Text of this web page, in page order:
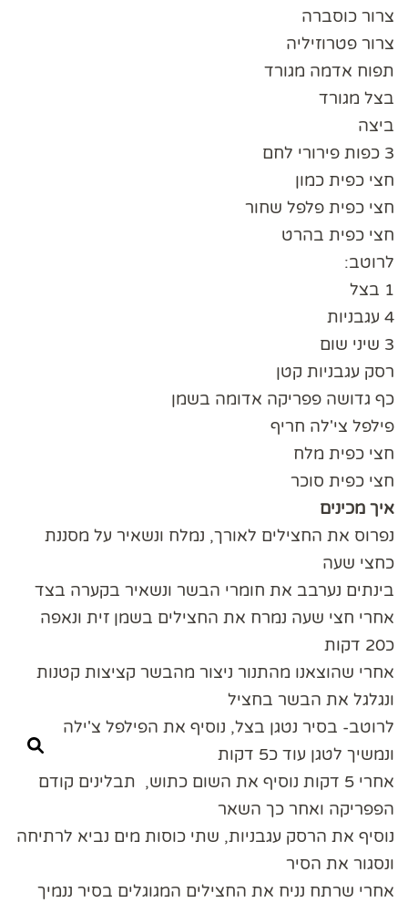
צרור כוסברה
צרור פטרוזיליה
תפוח אדמה מגורד
בצל מגורד
ביצה
3 כפות פירורי לחם
חצי כפית כמון
חצי כפית פלפל שחור
חצי כפית בהרט
לרוטב:
1 בצל
4 עגבניות
3 שיני שום
רסק עגבניות קטן
כף גדושה פפריקה אדומה בשמן
פילפל צי'לה חריף
חצי כפית מלח
חצי כפית סוכר
איך מכינים
נפרוס את החצילים לאורך, נמלח ונשאיר על מסננת
כחצי שעה
בינתים נערבב את חומרי הבשר ונשאיר בקערה בצד
אחרי חצי שעה נמרח את החצילים בשמן זית ונאפה
כ20 דקות
אחרי שהוצאנו מהתנור ניצור מהבשר קציצות קטנות
ונגלגל את הבשר בחציל
לרוטב- בסיר נטגן בצל, נוסיף את הפילפל צ'ילה
ונמשיך לטגן עוד כ5 דקות
אחרי 5 דקות נוסיף את השום כתוש, תבלינים קודם
הפפריקה ואחר כך השאר
נוסיף את הרסק עגבניות, שתי כוסות מים נביא לרתיחה
ונסגור את הסיר
אחרי שרתח נניח את החצילים המגוגלים בסיר ננמיך